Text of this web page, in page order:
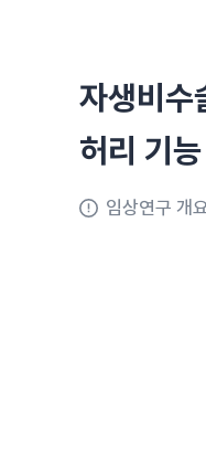
자생비수
허리 기
임상연구 개